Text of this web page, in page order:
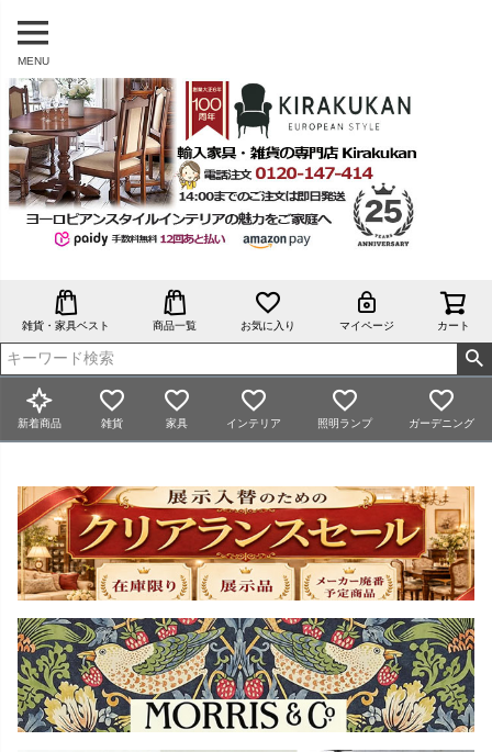
MENU
雑貨・家具ベスト 商品一覧 お気に入り マイページ カート
新着商品 雑貨 家具 インテリア 照明ランプ ガーデニング